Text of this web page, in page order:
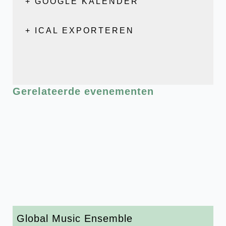
+ ICAL EXPORTEREN
Gerelateerde evenementen
Global Music Ensemble